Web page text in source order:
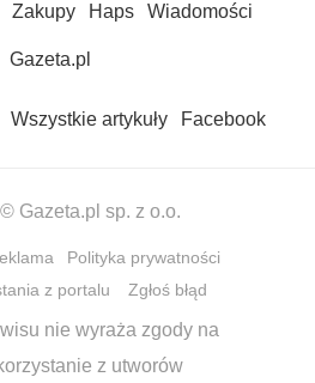
Zakupy Haps Wiadomości
Gazeta.pl
Wszystkie artykuły Facebook
Gazeta.pl sp. z o.o.
Polityka prywatności
z portalu
Zgłoś błąd
nie wyraża zgody na
z utworów